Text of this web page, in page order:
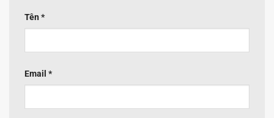
Tên *
Email *